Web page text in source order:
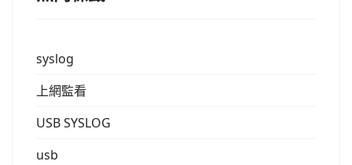
syslog
上網監看
USB SYSLOG
usb